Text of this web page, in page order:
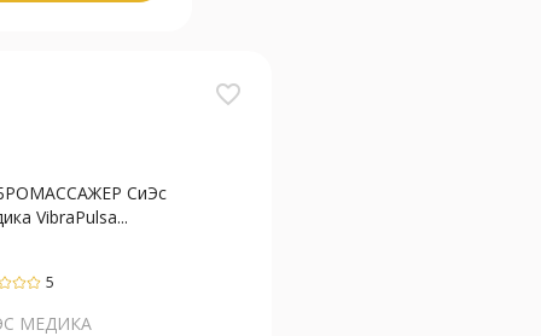
favorite_border
СиЭс
VibraPulsa...
5
МЕДИКА